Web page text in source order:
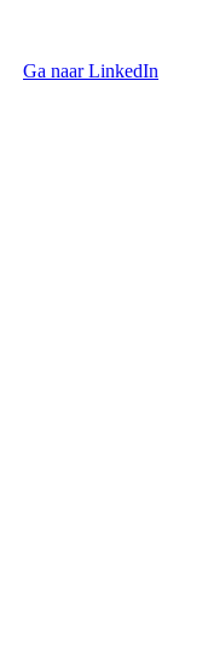
Ga naar LinkedIn